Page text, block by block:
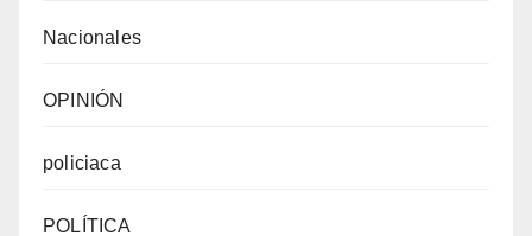
Nacionales
OPINIÓN
policiaca
POLÍTICA